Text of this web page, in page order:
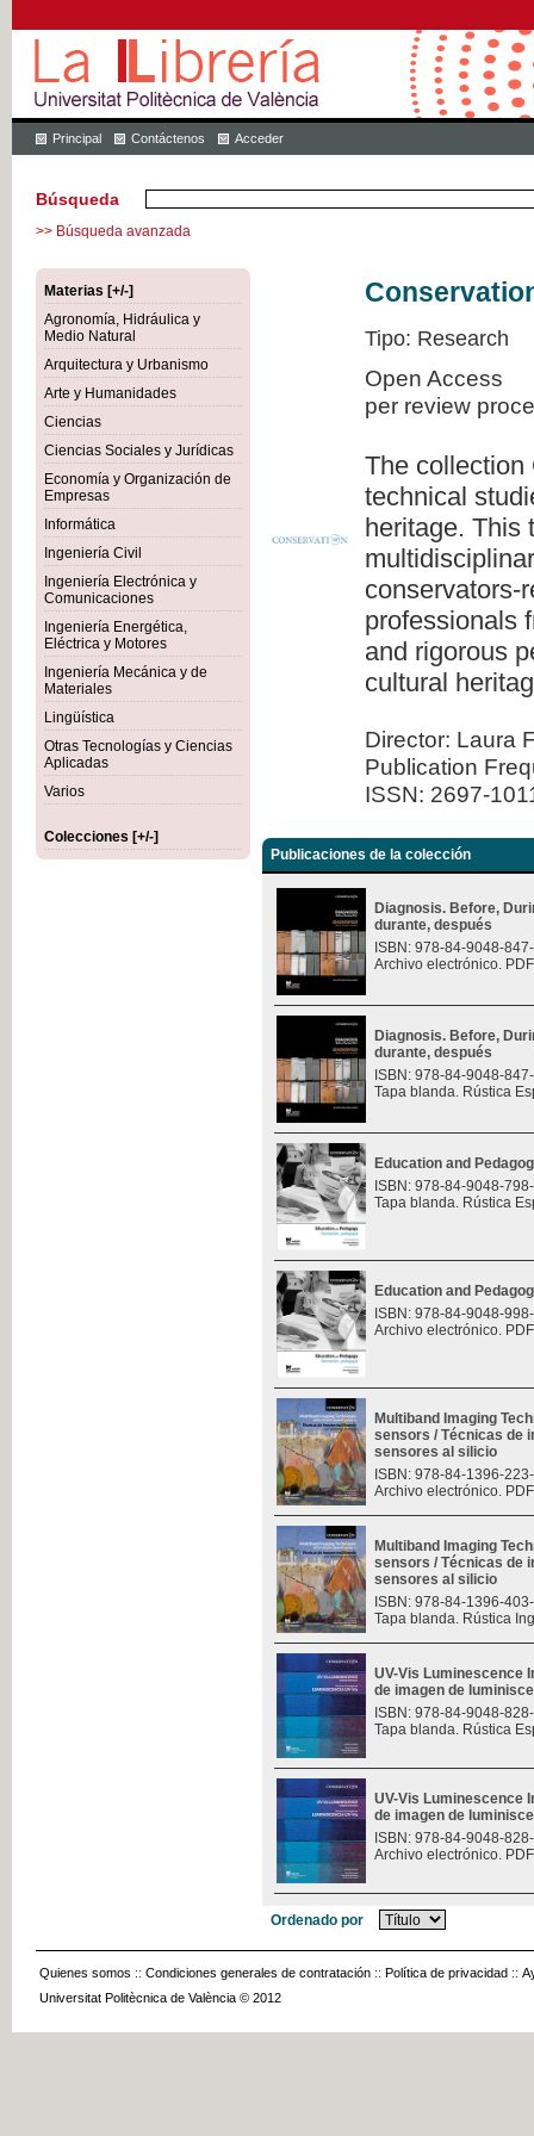
Principal Contáctenos Acceder
Búsqueda
>> Búsqueda avanzada
Materias [+/-]
Agronomía, Hidráulica y
Medio Natural
Arquitectura y Urbanismo
Arte y Humanidades
Ciencias
Ciencias Sociales y Jurídicas
Economía y Organización de
Empresas
Informática
Ingeniería Civil
Ingeniería Electrónica y
Comunicaciones
Ingeniería Energética,
Eléctrica y Motores
Ingeniería Mecánica y de
Materiales
Lingüística
Otras Tecnologías y Ciencias
Aplicadas
Varios
Colecciones [+/-]
Tipo: Research
Open Access
per review
The collection
technical
heritage. This
conservators-
professionals
and rigorous
cultural
Director: Laura
Publication
ISSN: 2697-
Publicaciones de la colección
Diagnosis. Before,
durante, después
ISBN: 978-84-9048-
Archivo electrónico.
Diagnosis. Before,
durante, después
ISBN: 978-84-9048-
Tapa blanda. Rústica
Education and
ISBN: 978-84-9048-
Tapa blanda. Rústica
Education and
ISBN: 978-84-9048-
Archivo electrónico.
Multiband Imaging
sensors / Técnicas de
sensores al silicio
ISBN: 978-84-1396-
Archivo electrónico.
Multiband Imaging
sensors / Técnicas de
sensores al silicio
ISBN: 978-84-1396-
Tapa blanda. Rústica
UV-Vis Luminescence
de imagen de
ISBN: 978-84-9048-
Tapa blanda. Rústica
UV-Vis Luminescence
de imagen de
ISBN: 978-84-9048-
Archivo electrónico.
Ordenado por
Quienes somos :: Condiciones generales de contratación :: Política de privacidad ::
Universitat Politècnica de València © 2012